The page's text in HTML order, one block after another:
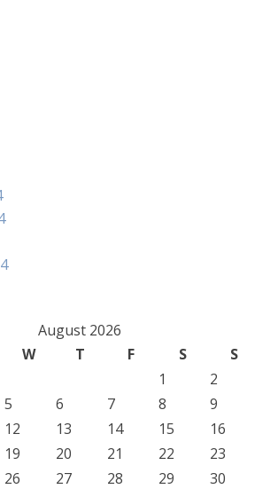
August 2026
W T F S
S
1
2
5 6 7 8
9
12 13 14 15
16
19 20 21 22
23
26 27 28 29
30